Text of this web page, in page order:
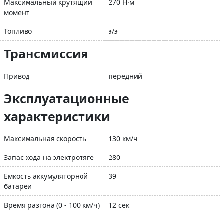
Максимальный крутящий
момент
270 Н∙м
Топливо э/э
Трансмиссия
Привод передний
Эксплуатационные
характеристики
Максимальная скорость
130 км/ч
Запас хода на электротяге
280
Емкость аккумуляторной
батареи
39
Время разгона (0 - 100 км/ч) 12 сек